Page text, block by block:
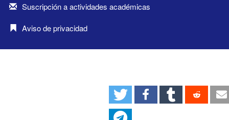
Suscripción a actividades académicas
Aviso de privacidad